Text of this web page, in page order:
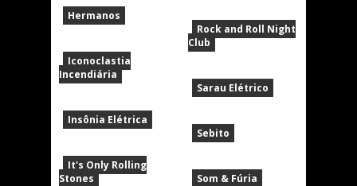
Hermanos
Iconoclastia
Incendiária
Insônia Elétrica
It's Only Rolling
Stones
Rock and Roll Night
Club
Sarau Elétrico
Sebito
Som & Fúria